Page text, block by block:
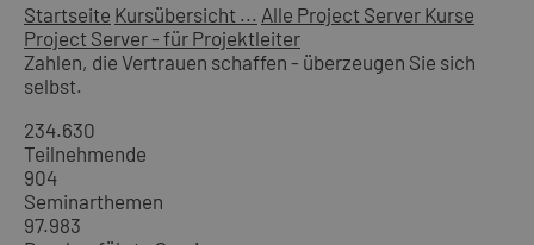
Startseite Kursübersicht ... Alle Project Server Kurse
Project Server - für Projektleiter
Zahlen, die Vertrauen schaffen - überzeugen Sie sich
selbst.
234.630
Teilnehmende
904
Seminarthemen
97.983